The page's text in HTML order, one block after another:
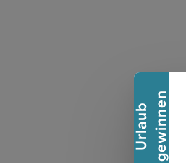
U
r
l
a
u
b
g
e
w
i
n
n
en
Banner einklappen